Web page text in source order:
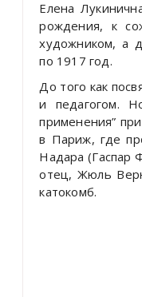
Елена
рождения, к
художником, а
по 1917 год.
До того как
и педагогом.
применения”
в Париж, где
Надара (Гаспар
отец, Жюль
катокомб.